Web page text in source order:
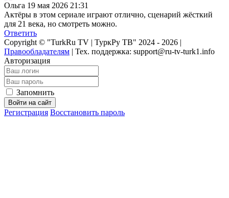
Ольга 19 мая 2026 21:31
Актёры в этом сериале играют отлично, сценарий жёсткий
для 21 века, но смотреть можно.
Ответить
Copyright © "TurkRu TV | ТуркРу ТВ" 2024 - 2026 |
Правообладателям | Тех. поддержка: support@ru-tv-turk1.info
Авторизация
Запомнить
Войти на сайт
Регистрация Восстановить пароль